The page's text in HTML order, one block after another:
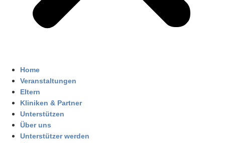
Home
Veranstaltungen
Eltern
Kliniken & Partner
Unterstützen
Über uns
Unterstützer werden